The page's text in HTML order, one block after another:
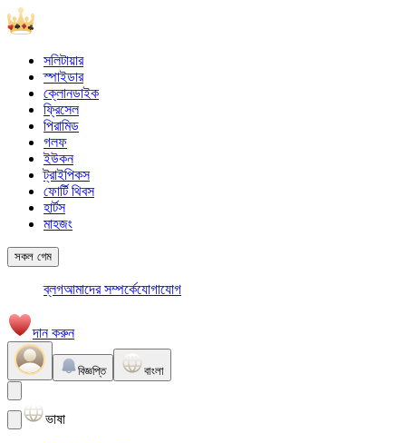
সলিটায়ার
স্পাইডার
ক্লোনডাইক
ফ্রিসেল
পিরামিড
গলফ
ইউকন
ট্রাইপিকস
ফোর্টি থিবস
হার্টস
মাহজং
সকল গেম
ব্লগআমাদের সম্পর্কেযোগাযোগ
দান করুন
বিজ্ঞপ্তি বাংলা
ভাষা